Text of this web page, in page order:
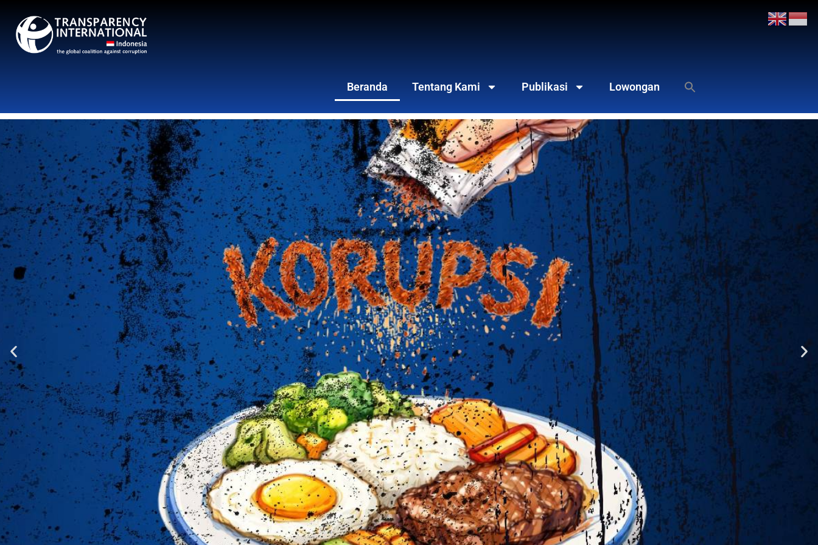
Beranda Tentang Kami Publikasi Lowongan